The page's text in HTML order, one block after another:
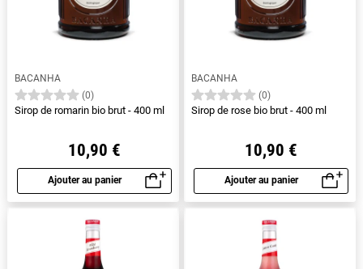
BACANHA
(0)
Sirop de romarin bio brut - 400 ml
10,90 €
Ajouter au panier
Aperçu rapide
BACANHA
(0)
Sirop de rose bio brut - 400 ml
10,90 €
Ajouter au panier
Aperçu rapide